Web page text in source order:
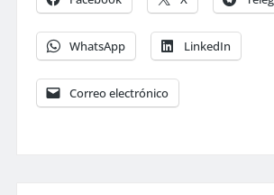
WhatsApp LinkedIn
Correo electrónico